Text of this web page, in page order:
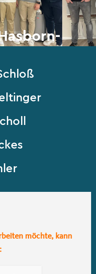
möchte, kann